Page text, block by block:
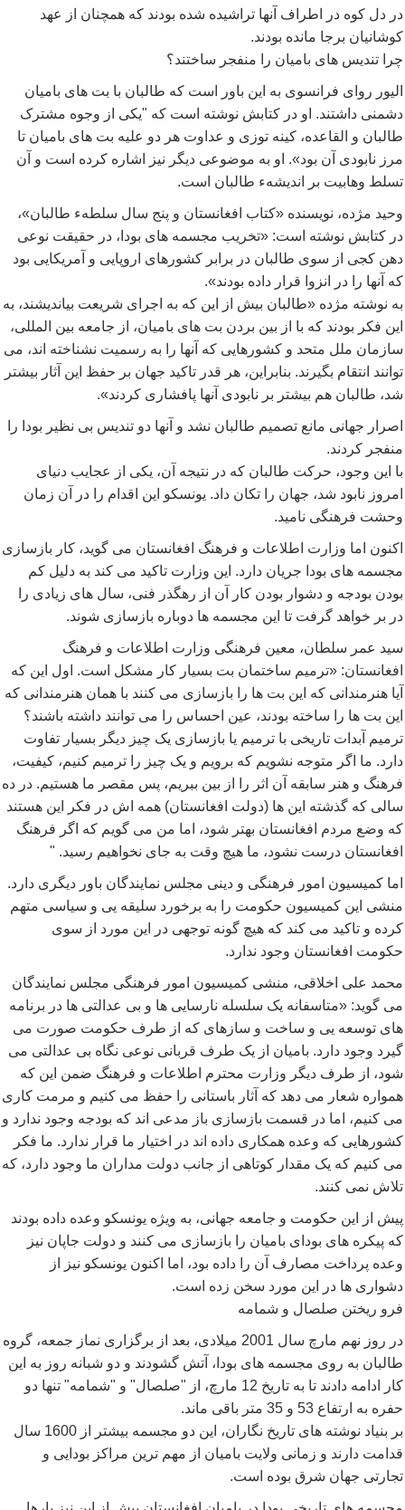
در دل کوه در اطراف آنها تراشیده شده بودند که همچنان از عهد
کوشانیان برجا مانده بودند.
چرا تندیس های بامیان را منفجر ساختند؟
الیور روای فرانسوی به این باور است که طالبان با بت های بامیان
دشمنی داشتند. او در کتابش نوشته است که "یکی از وجوه مشترک
طالبان و القاعده، کینه توزی و عداوت هر دو علیه بت های بامیان تا
مرز نابودی آن بود». او به موضوعی دیگر نیز اشاره کرده است و آن
تسلط وهابیت بر اندیشهء طالبان است.
وحید مژده، نويسنده «کتاب افغانستان و پنج سال سلطهء طالبان»،
در کتابش نوشته است: «تخريب مجسمه های بودا، در حقيقت نوعی
دهن کجی از سوی طالبان در برابر کشورهای اروپايی و آمريکايی بود
که آنها را در انزوا قرار داده بودند».
به نوشته مژده «طالبان بيش از اين که به اجرای شريعت بيانديشند، به
اين فکر بودند که با از بين بردن بت های باميان، از جامعه بين المللی،
سازمان ملل متحد و کشورهايی که آنها را به رسميت نشناخته اند، می
توانند انتقام بگيرند. بنابراين، هر قدر تاکيد جهان بر حفظ اين آثار بيشتر
شد، طالبان هم بيشتر بر نابودی آنها پافشاری کردند».
اصرار جهانی مانع تصمیم طالبان نشد و آنها دو تندیس بی نظیر بودا را
منفجر کردند.
با این وجود، حرکت طالبان که در نتیجه آن، یکی از عجایب دنیای
امروز نابود شد، جهان را تکان داد. يونسکو این اقدام را در آن زمان
وحشت فرهنگی ناميد.
اکنون اما وزارت اطلاعات و فرهنگ افغانستان می گوید، کار بازسازی
مجسمه های بودا جریان دارد. این وزارت تاکید می کند به دلیل کم
بودن بودجه و دشوار بودن کار آن از رهگذر فنی، سال های زیادی را
در بر خواهد گرفت تا این مجسمه ها دوباره بازسازی شوند.
سید عمر سلطان، معین فرهنگی وزارت اطلاعات و فرهنگ
افغانستان: «ترمیم ساختمان بت بسیار کار مشکل است. اول این که
آیا هنرمندانی که این بت ها را بازسازی می کنند با همان هنرمندانی که
این بت ها را ساخته بودند، عین احساس را می توانند داشته باشند؟
ترمیم آبدات تاریخی با ترمیم یا بازسازی یک چیز دیگر بسیار تفاوت
دارد. ما اگر متوجه نشویم که برویم و یک چیز را ترمیم کنیم، کیفیت،
فرهنگ و هنر سابقه آن اثر را از بین ببریم، پس مقصر ما هستیم. در ده
سالی که گذشته این ها (دولت افغانستان) همه اش در فکر این هستند
که وضع مردم افغانستان بهتر شود، اما من می گویم که اگر فرهنگ
افغانستان درست نشود، ما هیچ وقت به جای نخواهیم رسید. "
اما کمیسیون امور فرهنگی و دینی مجلس نمایندگان باور دیگری دارد.
منشی این کمیسیون حکومت را به برخورد سلیقه یی و سیاسی متهم
کرده و تاکید می کند که هیچ گونه توجهی در این مورد از سوی
حکومت افغانستان وجود ندارد.
محمد علی اخلاقی، منشی کمیسیون امور فرهنگی مجلس نمایندگان
می گوید: «متاسفانه یک سلسله نارسایی ها و بی عدالتی ها در برنامه
های توسعه یی و ساخت و سازهای که از طرف حکومت صورت می
گیرد وجود دارد. بامیان از یک طرف قربانی نوعی نگاه بی عدالتی می
شود، از طرف دیگر وزارت محترم اطلاعات و فرهنگ ضمن این که
همواره شعار می دهد که آثار باستانی را حفظ می کنیم و مرمت کاری
می کنیم، اما در قسمت بازسازی باز مدعی اند که بودجه وجود ندارد و
کشورهایی که وعده همکاری داده اند در اختیار ما قرار ندارد. ما فکر
می کنیم که یک مقدار کوتاهی از جانب دولت مداران ما وجود دارد، که
تلاش نمی کنند.
پیش از این حکومت و جامعه جهانی، به ویژه یونسکو وعده داده بودند
که پیکره های بودای بامیان را بازسازی می کنند و دولت جاپان نیز
وعده پرداخت مصارف آن را داده بود، اما اکنون یونسکو نیز از
دشواری ها در این مورد سخن زده است.
فرو ریختن صلصال و شمامه
در روز نهم مارچ سال 2001 ميلادی، بعد از برگزاری نماز جمعه، گروه
طالبان به روی مجسمه های بودا، آتش گشودند و دو شبانه روز به اين
کار ادامه دادند تا به تاریخ 12 مارچ، از "صلصال" و "شمامه" تنها دو
حفره به ارتفاع 53 و 35 متر باقی ماند.
بر بنیاد نوشته های تاریخ نگاران، این دو مجسمه بیشتر از 1600 سال
قدامت دارند و زمانی ولایت بامیان از مهم ترین مراکز بودایی و
تجارتی جهان شرق بوده است.